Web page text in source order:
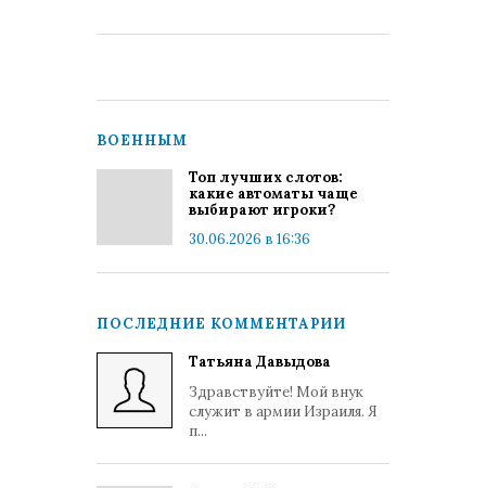
ВОЕННЫМ
Топ лучших слотов:
какие автоматы чаще
выбирают игроки?
30.06.2026 в 16:36
ПОСЛЕДНИЕ КОММЕНТАРИИ
Татьяна Давыдова
Здравствуйте! Мой внук
служит в армии Израиля. Я
п...